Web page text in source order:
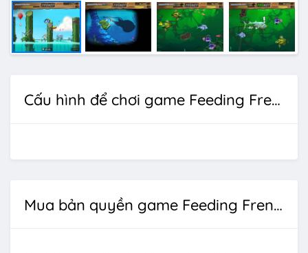
Cấu hình để chơi game Feeding Frenzy 2
Mua bản quyền game Feeding Frenzy 2